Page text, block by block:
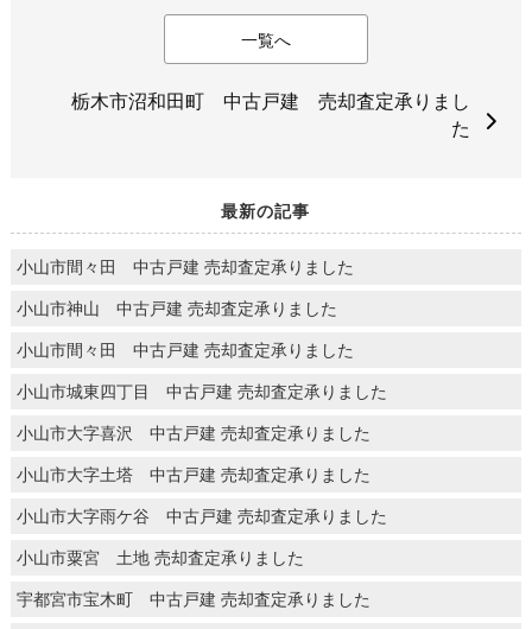
一覧へ
栃木市沼和田町 中古戸建 売却査定承りまし
た
最新の記事
小山市間々田 中古戸建 売却査定承りました
小山市神山 中古戸建 売却査定承りました
小山市間々田 中古戸建 売却査定承りました
小山市城東四丁目 中古戸建 売却査定承りました
小山市大字喜沢 中古戸建 売却査定承りました
小山市大字土塔 中古戸建 売却査定承りました
小山市大字雨ケ谷 中古戸建 売却査定承りました
小山市粟宮 土地 売却査定承りました
宇都宮市宝木町 中古戸建 売却査定承りました